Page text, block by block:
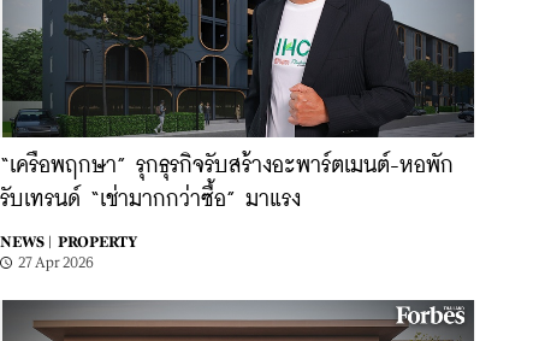
“เครือพฤกษา” รุกธุรกิจรับสร้างอะพาร์ตเมนต์-หอพัก
รับเทรนด์ “เช่ามากกว่าซื้อ” มาแรง
NEWS |
PROPERTY
27 Apr 2026